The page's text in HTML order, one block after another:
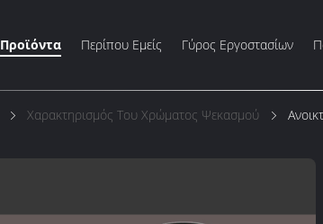
Προϊόντα Περίπου Εμείς Γύρος Εργοστασίων
Χαρακτηρισμός Του Χρώματος Ψεκασμού